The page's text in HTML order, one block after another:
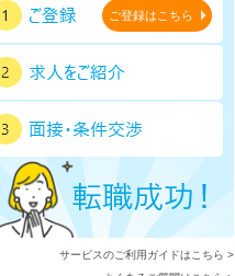
ご登録はこちら
サービスのご利用ガイドはこちら >